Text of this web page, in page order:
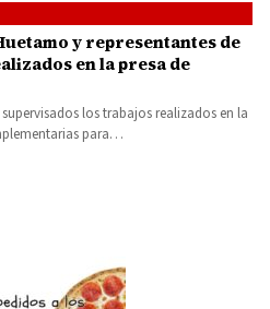
y representantes de
en la presa de
los trabajos realizados en la
para…